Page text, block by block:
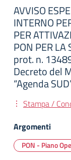
AVVISO
INTERNO
PER
PON PER LA
prot. n.
Decreto del
“Agenda
Stampa /
Argomenti
PON - Piano